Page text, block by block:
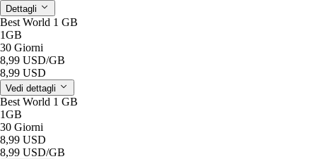
Dettagli
Best World 1 GB
1GB
30 Giorni
8,99 USD/GB
8,99 USD
Vedi dettagli
Best World 1 GB
1GB
30 Giorni
8,99 USD
8,99 USD/GB